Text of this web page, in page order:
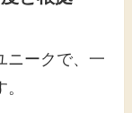
ニークで、一